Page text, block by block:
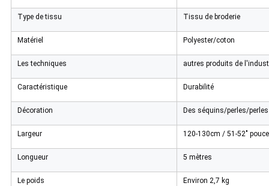
Type de tissu Tissu de broderie
Matériel Polyester/coton
Les techniques autres produits de
Caractéristique Durabilité
Décoration Des séquins/perles/perles
Largeur 120-130cm / 51-52"
Longueur 5 mètres
Le poids Environ 2,7 kg